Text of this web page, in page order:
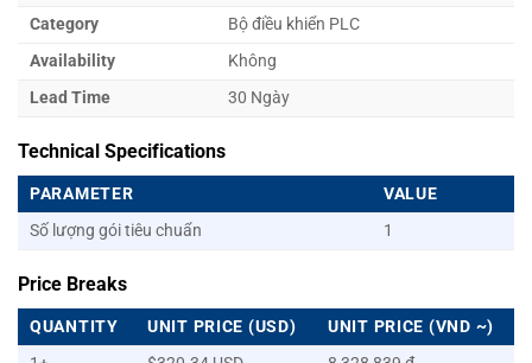
Category
Bộ điều khiển PLC
Availability
Không
Lead Time
30 Ngày
Technical Specifications
PARAMETER
VALUE
Số lượng gói tiêu chuẩn
1
Price Breaks
QUANTITY UNIT PRICE (USD)
UNIT PRICE (VND ~)